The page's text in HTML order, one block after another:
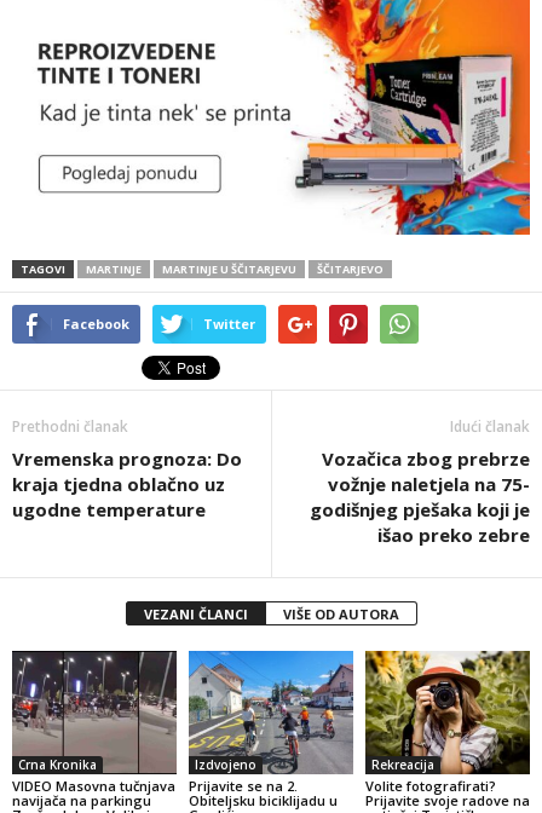
TAGOVI MARTINJE MARTINJE U ŠČITARJEVU ŠČITARJEVO
Facebook Twitter
Prethodni članak
Vremenska prognoza: Do
kraja tjedna oblačno uz
ugodne temperature
Idući članak
Vozačica zbog prebrze
vožnje naletjela na 75-
godišnjeg pješaka koji je
išao preko zebre
VEZANI ČLANCI VIŠE OD AUTORA
Crna Kronika
VIDEO Masovna tučnjava
navijača na parkingu
Izdvojeno
Prijavite se na 2.
Obiteljsku biciklijadu u
Rekreacija
Volite fotografirati?
Prijavite svoje radove na